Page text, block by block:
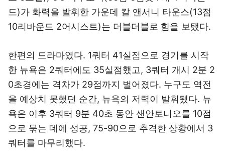
드)가 화력을 발휘한 가운데 칼 앤서니 타운스(13점
10리바운드 2어시스트)는 더블더블로 힘을 보탰다.
한편의 드라마였다. 1쿼터 41실점으로 경기를 시작
한 뉴욕은 2쿼터에도 35실점했고, 3쿼터 개시 2분 2
0초경에는 격차가 29점까지 벌어졌다. 누구도 역전
을 예상치 못했던 순간, 뉴욕의 저력이 발휘됐다. 뉴
욕은 이후 3쿼터 9분 40초 동안 샌안토니오를 10점
으로 묶는 데에 성공, 75-90으로 추격한 상황에서 3
쿼터를 마무리했다.